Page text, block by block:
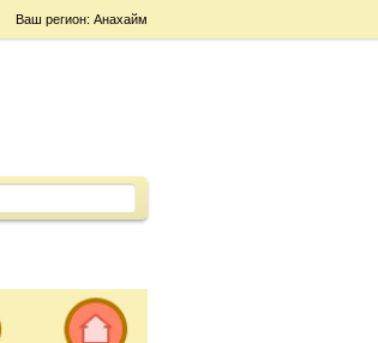
Ваш регион: Анахайм